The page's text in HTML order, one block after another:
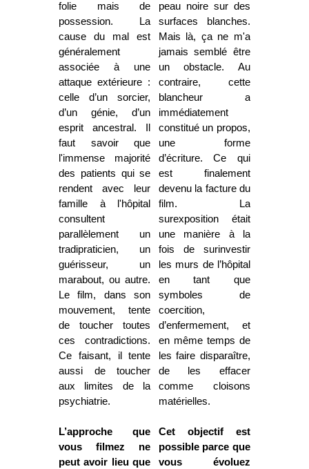
folie mais de
possession. La
cause du mal est
généralement
associée à une
attaque extérieure :
celle d’un sorcier,
d’un génie, d’un
esprit ancestral. Il
faut savoir que
l'immense majorité
des patients qui se
rendent avec leur
famille à l'hôpital
consultent
parallèlement un
tradipraticien, un
guérisseur, un
marabout, ou autre.
Le film, dans son
mouvement, tente
de toucher toutes
ces contradictions.
Ce faisant, il tente
aussi de toucher
aux limites de la
psychiatrie.
L’approche que
vous filmez ne
peut avoir lieu que
peau noire sur des
surfaces blanches.
Mais là, ça ne m'a
jamais semblé être
un obstacle. Au
contraire, cette
blancheur a
immédiatement
constitué un propos,
une forme
d’écriture. Ce qui
est finalement
devenu la facture du
film. La
surexposition était
une manière à la
fois de surinvestir
les murs de l’hôpital
en tant que
symboles de
coercition,
d’enfermement, et
en même temps de
les faire disparaître,
de les effacer
comme cloisons
matérielles.
Cet objectif est
possible parce que
vous évoluez